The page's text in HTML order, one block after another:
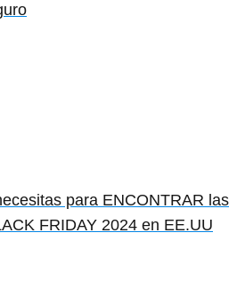
para ENCONTRAR las
FRIDAY 2024 en EE.UU